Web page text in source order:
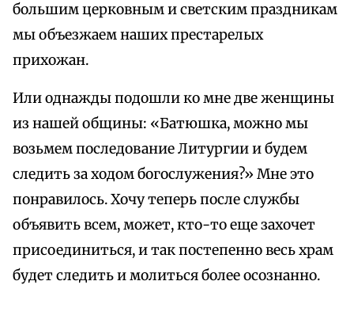
большим церковным и светским праздникам
мы объезжаем наших престарелых
прихожан.
Или однажды подошли ко мне две женщины
из нашей общины: «Батюшка, можно мы
возьмем последование Литургии и будем
следить за ходом богослужения?» Мне это
понравилось. Хочу теперь после службы
объявить всем, может, кто-то еще захочет
присоединиться, и так постепенно весь храм
будет следить и молиться более осознанно.